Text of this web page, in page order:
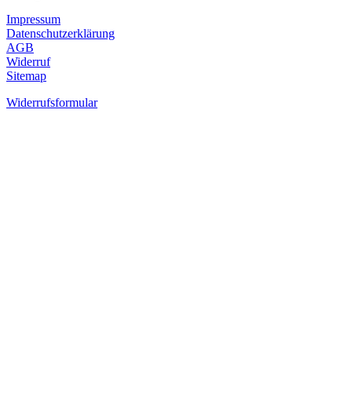
Impressum
Datenschutzerklärung
AGB
Widerruf
Sitemap
Widerrufsformular